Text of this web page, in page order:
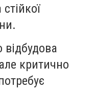
критично